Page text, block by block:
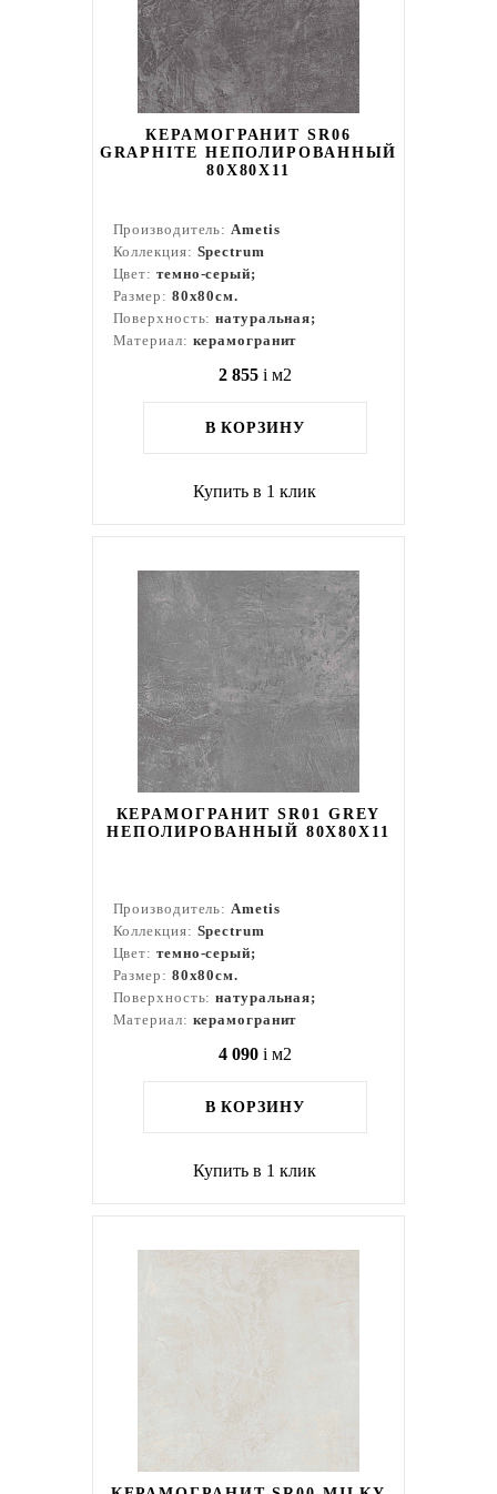
КЕРАМОГРАНИТ SR06
GRAPHITE НЕПОЛИРОВАННЫЙ
80X80Х11
Производитель:Ametis
Коллекция: Spectrum
Цвет: темно-серый;
Размер: 80x80см.
Поверхность:натуральная;
Материал: керамогранит
2 855 i м2
В КОРЗИНУ
Купить в 1 клик
КЕРАМОГРАНИТ SR01 GREY
НЕПОЛИРОВАННЫЙ 80X80Х11
Производитель:Ametis
Коллекция: Spectrum
Цвет: темно-серый;
Размер: 80x80см.
Поверхность:натуральная;
Материал: керамогранит
4 090 i м2
В КОРЗИНУ
Купить в 1 клик